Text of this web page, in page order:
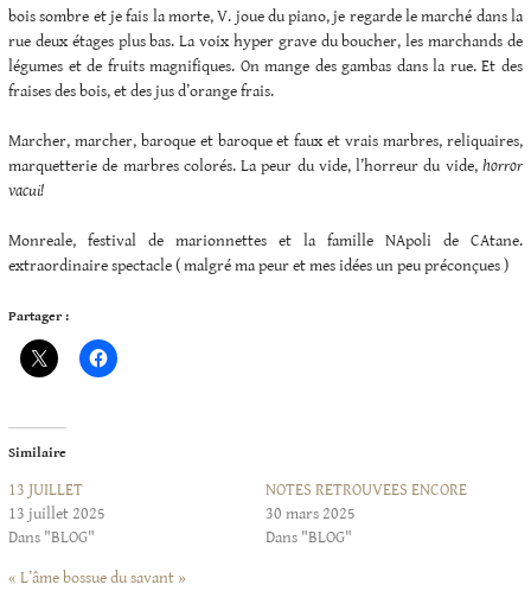
bois sombre et je fais la morte, V. joue du piano, je regarde le marché dans la
rue deux étages plus bas. La voix hyper grave du boucher, les marchands de
légumes et de fruits magnifiques. On mange des gambas dans la rue. Et des
fraises des bois, et des jus d’orange frais.
Marcher, marcher, baroque et baroque et faux et vrais marbres, reliquaires,
marquetterie de marbres colorés. La peur du vide, l’horreur du vide, horror
vacui!
Monreale, festival de marionnettes et la famille NApoli de CAtane.
extraordinaire spectacle ( malgré ma peur et mes idées un peu préconçues )
Partager :
Similaire
13 JUILLET
13 juillet 2025
Dans "BLOG"
NOTES RETROUVEES ENCORE
30 mars 2025
Dans "BLOG"
« L’âme bossue du savant »